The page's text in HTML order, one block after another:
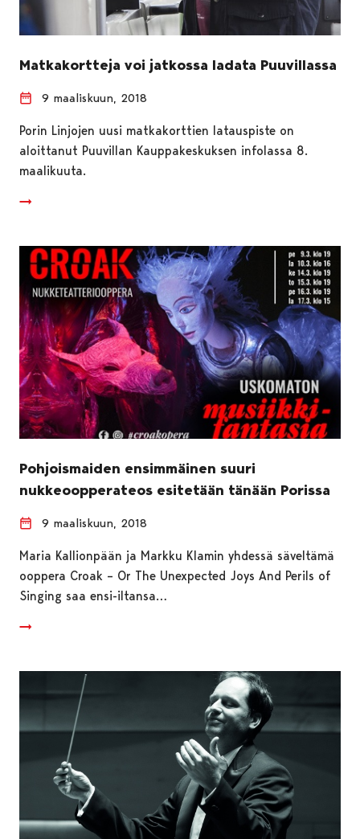
Matkakortteja voi jatkossa ladata Puuvillassa
9 maaliskuun, 2018
Porin Linjojen uusi matkakorttien latauspiste on
aloittanut Puuvillan Kauppakeskuksen infolassa 8.
maalikuuta.
Pohjoismaiden ensimmäinen suuri
nukkeoopperateos esitetään tänään Porissa
9 maaliskuun, 2018
Maria Kallionpään ja Markku Klamin yhdessä säveltämä
ooppera Croak – Or The Unexpected Joys And Perils of
Singing saa ensi-iltansa…